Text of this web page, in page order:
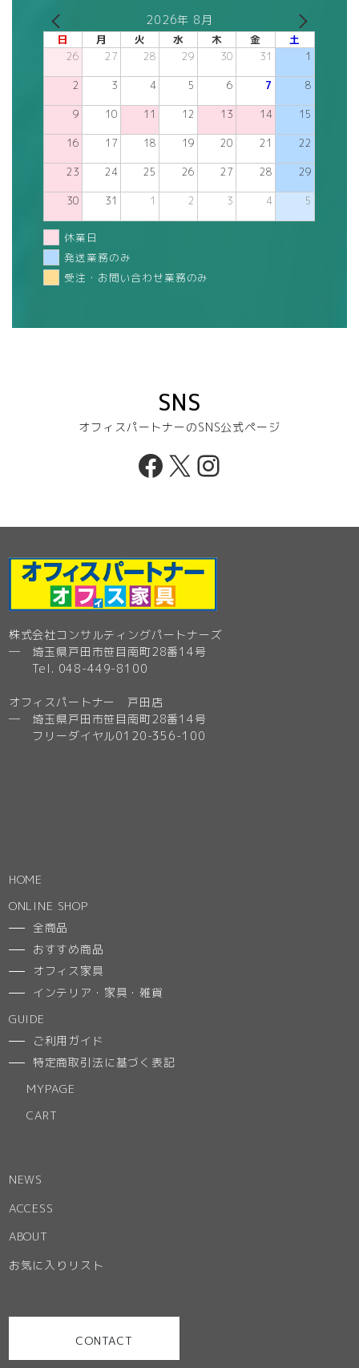
2026年 8月
日 月 火 水 木 金 土
26 27 28 29 30 31 1
2 3 4 5 6 7 8
9 10 11 12 13 14 15
16 17 18 19 20 21 22
23 24 25 26 27 28 29
30 31 1 2 3 4 5
休業日
発送業務のみ
受注・お問い合わせ業務のみ
SNS
オフィスパートナーのSNS公式ページ
Facebook
X Instagram
株式会社コンサルティングパートナーズ
─ 埼玉県戸田市笹目南町28番14号
Tel. 048-449-8100
オフィスパートナー 戸田店
─ 埼玉県戸田市笹目南町28番14号
フリーダイヤル0120-356-100
HOME
ONLINE SHOP
全商品
おすすめ商品
オフィス家具
インテリア・家具・雑貨
GUIDE
ご利用ガイド
特定商取引法に基づく表記
MYPAGE
CART
NEWS
ACCESS
ABOUT
お気に入りリスト
CONTACT